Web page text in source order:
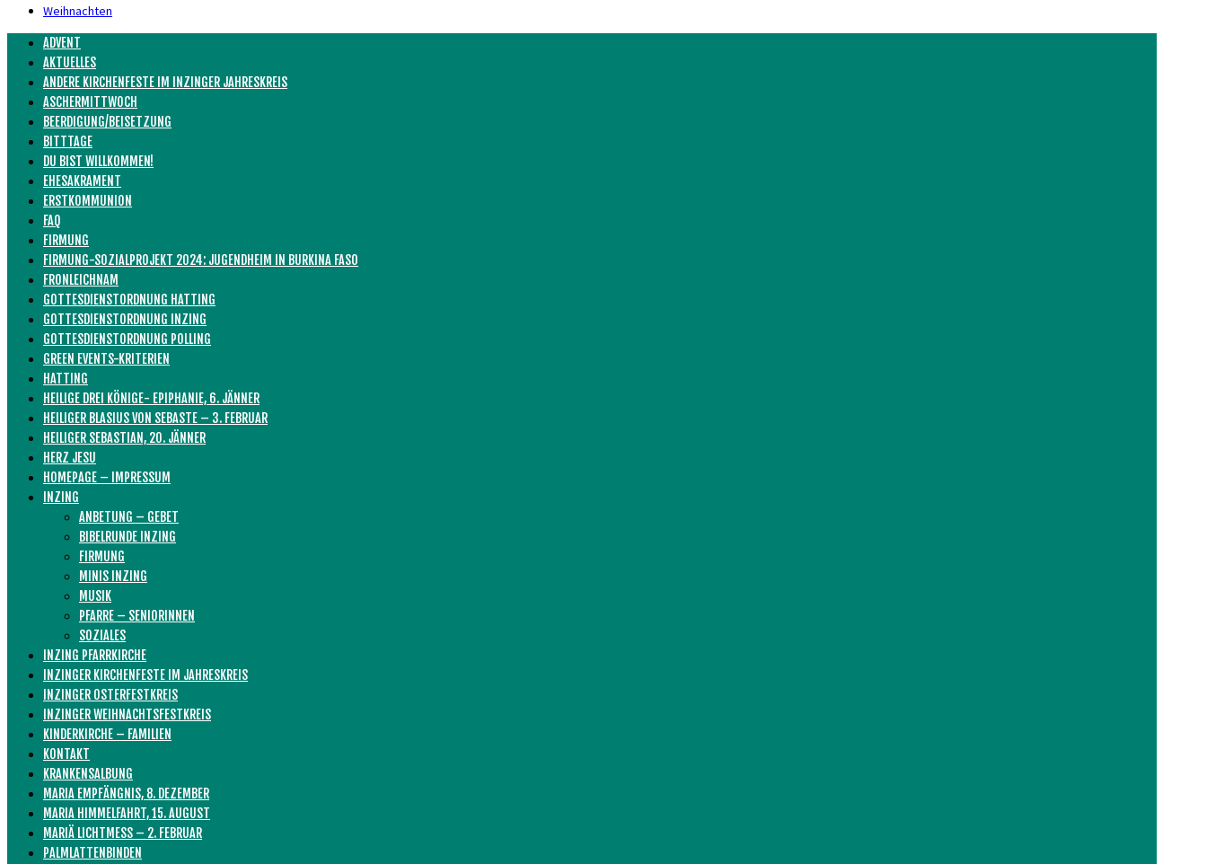
Weihnachten
ADVENT
AKTUELLES
ANDERE KIRCHENFESTE IM INZINGER JAHRESKREIS
ASCHERMITTWOCH
BEERDIGUNG/BEISETZUNG
BITTTAGE
DU BIST WILLKOMMEN!
EHESAKRAMENT
ERSTKOMMUNION
FAQ
FIRMUNG
FIRMUNG-SOZIALPROJEKT 2024: JUGENDHEIM IN BURKINA FASO
FRONLEICHNAM
GOTTESDIENSTORDNUNG HATTING
GOTTESDIENSTORDNUNG INZING
GOTTESDIENSTORDNUNG POLLING
GREEN EVENTS-KRITERIEN
HATTING
HEILIGE DREI KÖNIGE- EPIPHANIE, 6. JÄNNER
HEILIGER BLASIUS VON SEBASTE – 3. FEBRUAR
HEILIGER SEBASTIAN, 20. JÄNNER
HERZ JESU
HOMEPAGE – IMPRESSUM
INZING
ANBETUNG – GEBET
BIBELRUNDE INZING
FIRMUNG
MINIS INZING
MUSIK
PFARRE – SENIORINNEN
SOZIALES
INZING PFARRKIRCHE
INZINGER KIRCHENFESTE IM JAHRESKREIS
INZINGER OSTERFESTKREIS
INZINGER WEIHNACHTSFESTKREIS
KINDERKIRCHE – FAMILIEN
KONTAKT
KRANKENSALBUNG
MARIA EMPFÄNGNIS, 8. DEZEMBER
MARIA HIMMELFAHRT, 15. AUGUST
MARIÄ LICHTMESS – 2. FEBRUAR
PALMLATTENBINDEN